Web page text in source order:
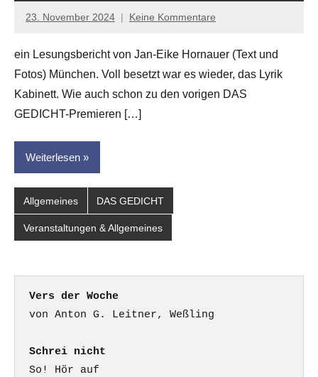
23. November 2024
Jan-
Hornauer
für
dasgedichtblog
Keine Kommentare
ein Lesungsbericht von Jan-Eike Hornauer (Text und
Fotos) München. Voll besetzt war es wieder, das Lyrik
Kabinett. Wie auch schon zu den vorigen DAS
GEDICHT-Premieren […]
Weiterlesen
Allgemeines DAS GEDICHT
Veranstaltungen & Allgemeines
Vers der Woche
Schrei nicht
So! Hör auf